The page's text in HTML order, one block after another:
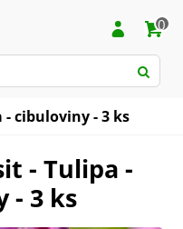
0
cibuloviny - 3 ks
- Tulipa -
- 3 ks